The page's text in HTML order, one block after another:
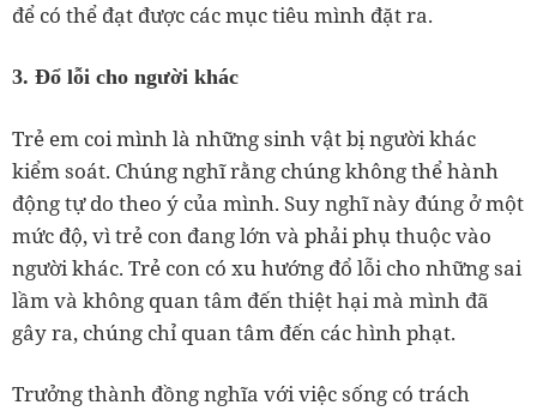
để có thể đạt được các mục tiêu mình đặt ra.
3. Đổ lỗi cho người khác
Trẻ em coi mình là những sinh vật bị người khác
kiểm soát. Chúng nghĩ rằng chúng không thể hành
động tự do theo ý của mình. Suy nghĩ này đúng ở một
mức độ, vì trẻ con đang lớn và phải phụ thuộc vào
người khác. Trẻ con có xu hướng đổ lỗi cho những sai
lầm và không quan tâm đến thiệt hại mà mình đã
gây ra, chúng chỉ quan tâm đến các hình phạt.
Trưởng thành đồng nghĩa với việc sống có trách